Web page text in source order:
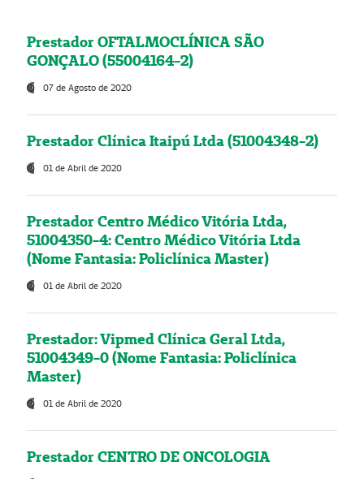
Prestador OFTALMOCLÍNICA SÃO
GONÇALO (55004164-2)
07 de Agosto de 2020
Prestador Clínica Itaipú Ltda (51004348-2)
01 de Abril de 2020
Prestador Centro Médico Vitória Ltda,
51004350-4: Centro Médico Vitória Ltda
(Nome Fantasia: Policlínica Master)
01 de Abril de 2020
Prestador: Vipmed Clínica Geral Ltda,
51004349-0 (Nome Fantasia: Policlínica
Master)
01 de Abril de 2020
Prestador CENTRO DE ONCOLOGIA